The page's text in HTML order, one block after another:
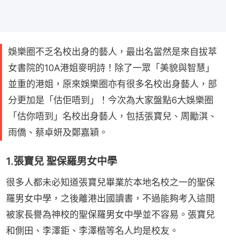
娛樂圈不乏名校出身的藝人，最出名當然是來自拔萃
女書院的10A港姐麥明詩！除了一眾「美貌與智慧」
並重的港姐，原來娛樂圈亦有很多名校出身藝人，部
分更加是「估佢唔到」！今次為大家盤點6大娛樂圈
「估你唔到」名校出身藝人，包括張寶兒、周勵淇、
雨僑、蔡卓妍及鄭嘉穎。
1.張寶兒 聖保羅男女中學
很多人都未必知道張寶兒畢業於本地名校之一的聖保
羅男女中學，之後離港出國讀書，不過能夠考入這間
被家長譽為神校的聖保羅男女中學並不容易。張寶兒
和側田、李澤鉅、李澤楷等名人均是校友。